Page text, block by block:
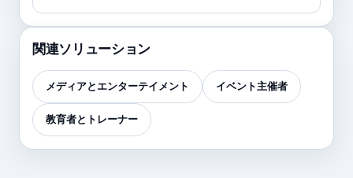
関連ソリューション
メディアとエンターテイメント イベント主催者
教育者とトレーナー